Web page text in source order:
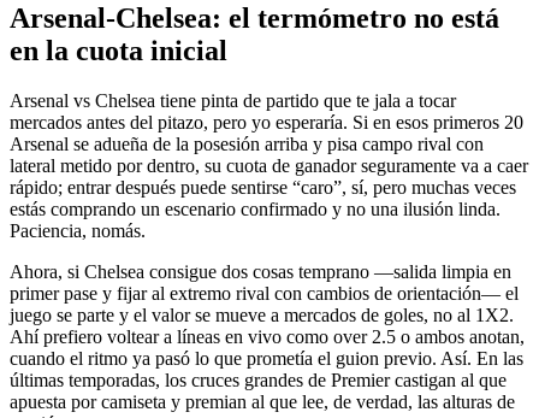
Arsenal-Chelsea: el termómetro no está
en la cuota inicial
Arsenal vs Chelsea tiene pinta de partido que te jala a tocar
mercados antes del pitazo, pero yo esperaría. Si en esos primeros 20
Arsenal se adueña de la posesión arriba y pisa campo rival con
lateral metido por dentro, su cuota de ganador seguramente va a caer
rápido; entrar después puede sentirse “caro”, sí, pero muchas veces
estás comprando un escenario confirmado y no una ilusión linda.
Paciencia, nomás.
Ahora, si Chelsea consigue dos cosas temprano —salida limpia en
primer pase y fijar al extremo rival con cambios de orientación— el
juego se parte y el valor se mueve a mercados de goles, no al 1X2.
Ahí prefiero voltear a líneas en vivo como over 2.5 o ambos anotan,
cuando el ritmo ya pasó lo que prometía el guion previo. Así. En las
últimas temporadas, los cruces grandes de Premier castigan al que
apuesta por camiseta y premian al que lee, de verdad, las alturas de